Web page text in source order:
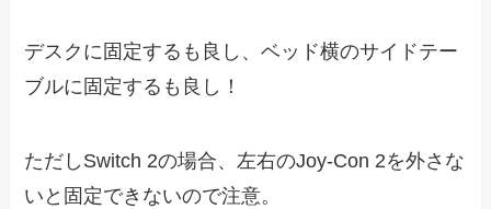
デスクに固定するも良し、ベッド横のサイドテー
ブルに固定するも良し！
ただしSwitch 2の場合、左右のJoy-Con 2を外さな
いと固定できないので注意。